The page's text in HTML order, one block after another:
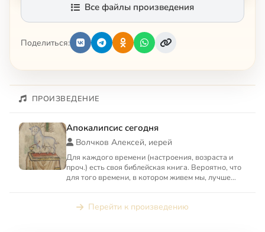
Все файлы произведения
Поделиться:
ПРОИЗВЕДЕНИЕ
Апокалипсис сегодня
Волчков Алексей, иерей
Для каждого времени (настроения, возраста и
проч.) есть своя библейская книга. Вероятно, что
для того времени, в котором живем мы, лучше
Перейти к произведению